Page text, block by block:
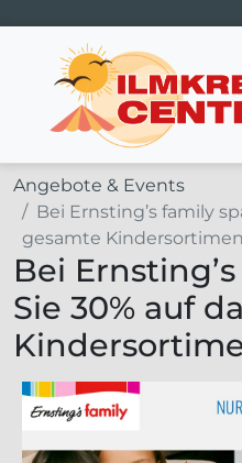
Hauptnavigation
Angebote & Events
Bei Ernsting’s family
gesamte
Bei
Sie 30% auf